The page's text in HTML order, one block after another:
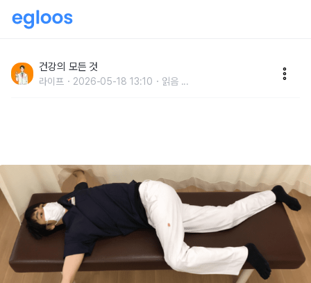
야 하는 의외의 운동
건강의 모든 것
라이프 2026-05-18 13:10 읽음 ...